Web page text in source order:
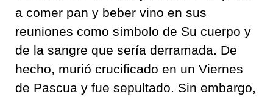
a comer pan y beber vino en sus
reuniones como símbolo de Su cuerpo y
de la sangre que sería derramada. De
hecho, murió crucificado en un Viernes
de Pascua y fue sepultado. Sin embargo,